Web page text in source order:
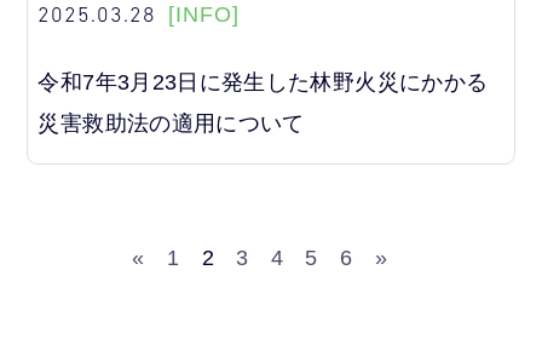
2025.03.28 [INFO]
令和7年3月23日に発生した林野火災にかかる
災害救助法の適用について
« 1 2 3 4 5 6 »